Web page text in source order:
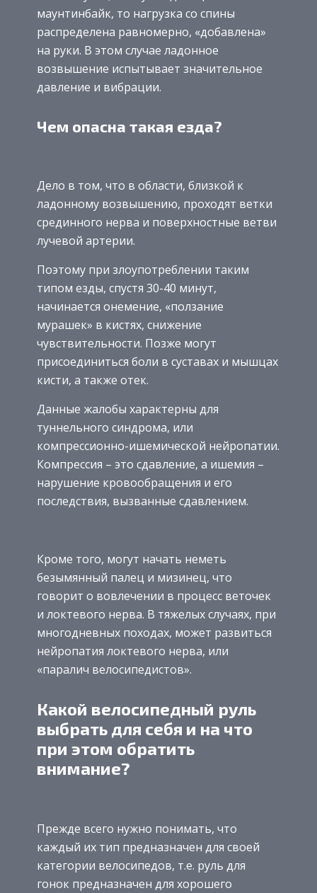
маунтинбайк, то нагрузка со спины
распределена равномерно, «добавлена»
на руки. В этом случае ладонное
возвышение испытывает значительное
давление и вибрации.
Чем опасна такая езда?
Дело в том, что в области, близкой к
ладонному возвышению, проходят ветки
срединного нерва и поверхностные ветви
лучевой артерии.
Поэтому при злоупотреблении таким
типом езды, спустя 30-40 минут,
начинается онемение, «ползание
мурашек» в кистях, снижение
чувствительности. Позже могут
присоединиться боли в суставах и мышцах
кисти, а также отек.
Данные жалобы характерны для
туннельного синдрома, или
компрессионно-ишемической нейропатии.
Компрессия – это сдавление, а ишемия –
нарушение кровообращения и его
последствия, вызванные сдавлением.
Кроме того, могут начать неметь
безымянный палец и мизинец, что
говорит о вовлечении в процесс веточек
и локтевого нерва. В тяжелых случаях, при
многодневных походах, может развиться
нейропатия локтевого нерва, или
«паралич велосипедистов».
Какой велосипедный руль
выбрать для себя и на что
при этом обратить
внимание?
Прежде всего нужно понимать, что
каждый их тип предназначен для своей
категории велосипедов, т.е. руль для
гонок предназначен для хорошего